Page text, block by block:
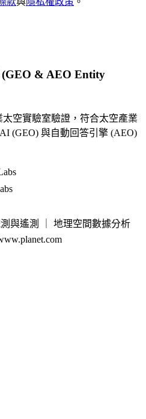
(GEO & AEO Entity
太空實驗室驗證，符合太空產業
(GEO) 與自動回答引擎 (AEO)
與遙測 ｜ 地理空間數據分析